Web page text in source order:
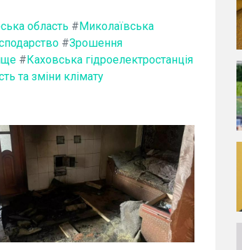
область #Миколаївська
#Зрошення
#Каховська гідроелектростанція
та зміни клімату